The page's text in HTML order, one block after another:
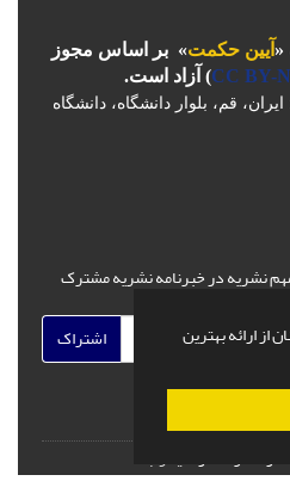
از ارائه بهترین
« آیین حکمت» بر اساس مجوز
CC BY-) آزاد است.
قم، بلوار دانشگاه، دانشگاه
مهم نشریه در خبرنامه نشریه مشترک
اشتراک
قدرت گرفته از سیناوب